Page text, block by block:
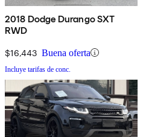
2018 Dodge Durango SXT
RWD
$16,443 Buena oferta
Incluye tarifas de conc.